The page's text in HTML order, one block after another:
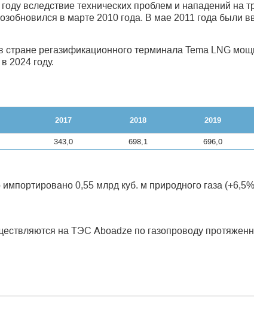
году вследствие технических проблем и нападений
в марте 2010 года. В мае 2011 года были
стране регазификационного терминала Tema LNG
2024 году.
2017 2018 2019
343,0 698,1 696,0
0,55 млрд куб. м природного газа
на ТЭС Aboadze по газопроводу